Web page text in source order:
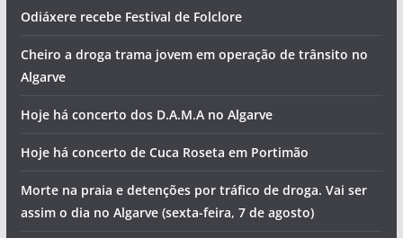
Odiáxere recebe Festival de Folclore
Cheiro a droga trama jovem em operação de trânsito no
Algarve
Hoje há concerto dos D.A.M.A no Algarve
Hoje há concerto de Cuca Roseta em Portimão
Morte na praia e detenções por tráfico de droga. Vai ser
assim o dia no Algarve (sexta-feira, 7 de agosto)